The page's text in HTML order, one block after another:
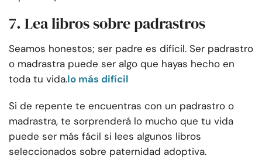
7. Lea libros sobre padrastros
Seamos honestos; ser padre es difícil. Ser padrastro
o madrastra puede ser algo que hayas hecho en
toda tu vida.lo más difícil
Si de repente te encuentras con un padrastro o
madrastra, te sorprenderá lo mucho que tu vida
puede ser más fácil si lees algunos libros
seleccionados sobre paternidad adoptiva.